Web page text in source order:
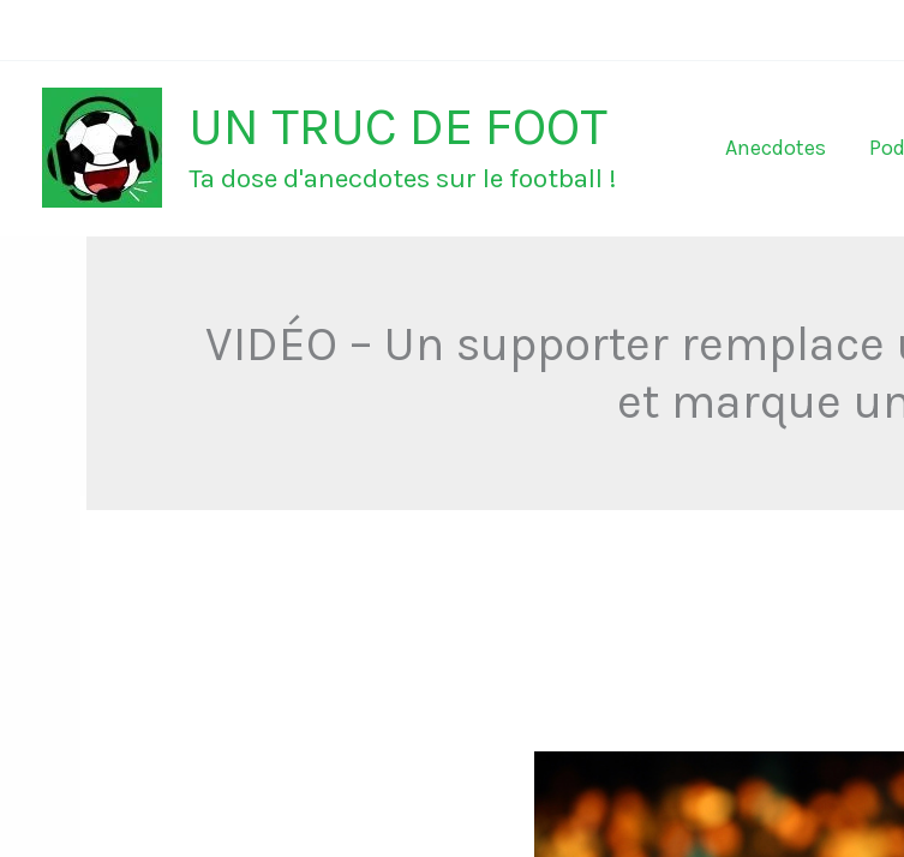
contenu
UN TRUC DE FOOT
Ta dose d'anecdotes sur le football !
Anecdotes
VIDÉO – Un supporter
et marque